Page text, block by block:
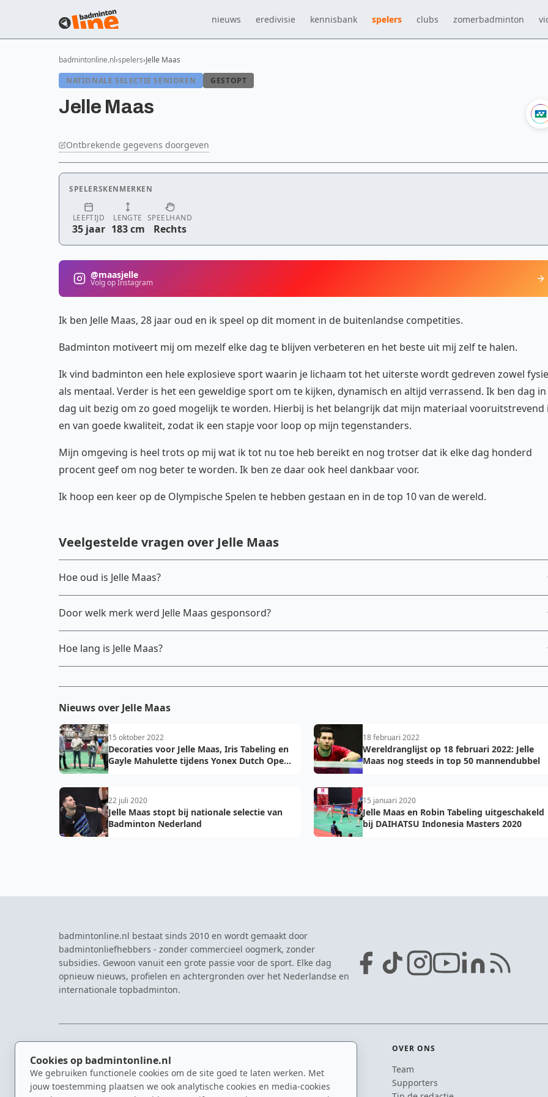
Cookies op badmintonline.nl
We gebruiken functionele cookies om de site goed te laten werken. Met
jouw toestemming plaatsen we ook analytische cookies en media-cookies
nieuws eredivisie kennisbank spelers clubs zomerbadminton
badmintonline.nl spelers Jelle Maas
NATIONALE SELECTIE SENIOREN
GESTOPT
Jelle Maas
Ontbrekende gegevens doorgeven
SPELERSKENMERKEN
LEEFTIJD
35 jaar
LENGTE
183 cm
SPEELHAND
Rechts
@maasjelle
Volg op Instagram
Ik ben Jelle Maas, 28 jaar oud en ik speel op dit moment in de buitenlandse competities.
Badminton motiveert mij om mezelf elke dag te blijven verbeteren en het beste uit mij zelf te halen.
Ik vind badminton een hele explosieve sport waarin je lichaam tot het uiterste wordt gedreven zowel
als mentaal. Verder is het een geweldige sport om te kijken, dynamisch en altijd verrassend. Ik ben dag in
dag uit bezig om zo goed mogelijk te worden. Hierbij is het belangrijk dat mijn materiaal vooruitstrevend
en van goede kwaliteit, zodat ik een stapje voor loop op mijn tegenstanders.
Mijn omgeving is heel trots op mij wat ik tot nu toe heb bereikt en nog trotser dat ik elke dag honderd
procent geef om nog beter te worden. Ik ben ze daar ook heel dankbaar voor.
Ik hoop een keer op de Olympische Spelen te hebben gestaan en in de top 10 van de wereld.
Veelgestelde vragen over Jelle Maas
Hoe oud is Jelle Maas?
Door welk merk werd Jelle Maas gesponsord?
Hoe lang is Jelle Maas?
Nieuws over Jelle Maas
15 oktober 2022
Decoraties voor Jelle Maas, Iris Tabeling en
Gayle Mahulette tijdens Yonex Dutch Open
18 februari 2022
Wereldranglijst op 18 februari 2022: Jelle
Maas nog steeds in top 50 mannendubbel
22 juli 2020
Jelle Maas stopt bij nationale selectie van
Badminton Nederland
15 januari 2020
Jelle Maas en Robin Tabeling uitgeschakeld
bij DAIHATSU Indonesia Masters 2020
badmintonline.nl bestaat sinds 2010 en wordt gemaakt door
badmintonliefhebbers - zonder commercieel oogmerk, zonder
subsidies. Gewoon vanuit een grote passie voor de sport. Elke dag
opnieuw nieuws, profielen en achtergronden over het Nederlandse en
internationale topbadminton.
Nieuws
Kennisbank
Eredivisie
NK Badminton
OVER ONS
Team
Supporters